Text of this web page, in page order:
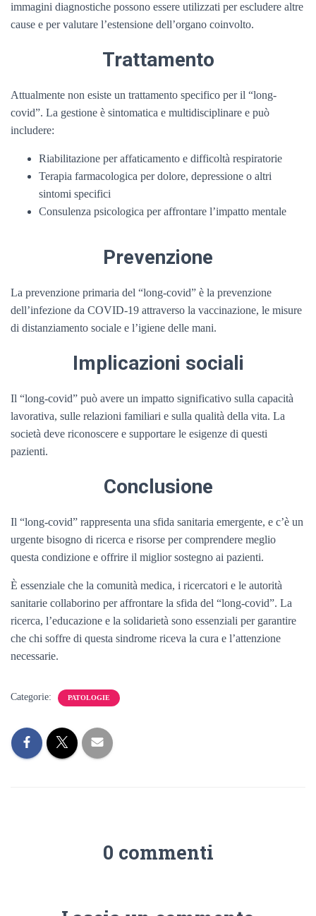
immagini diagnostiche possono essere utilizzati per escludere altre
cause e per valutare l’estensione dell’organo coinvolto.
Trattamento
Attualmente non esiste un trattamento specifico per il “long-
covid”. La gestione è sintomatica e multidisciplinare e può
includere:
Riabilitazione per affaticamento e difficoltà respiratorie
Terapia farmacologica per dolore, depressione o altri
sintomi specifici
Consulenza psicologica per affrontare l’impatto mentale
Prevenzione
La prevenzione primaria del “long-covid” è la prevenzione
dell’infezione da COVID-19 attraverso la vaccinazione, le misure
di distanziamento sociale e l’igiene delle mani.
Implicazioni sociali
Il “long-covid” può avere un impatto significativo sulla capacità
lavorativa, sulle relazioni familiari e sulla qualità della vita. La
società deve riconoscere e supportare le esigenze di questi
pazienti.
Conclusione
Il “long-covid” rappresenta una sfida sanitaria emergente, e c’è un
urgente bisogno di ricerca e risorse per comprendere meglio
questa condizione e offrire il miglior sostegno ai pazienti.
È essenziale che la comunità medica, i ricercatori e le autorità
sanitarie collaborino per affrontare la sfida del “long-covid”. La
ricerca, l’educazione e la solidarietà sono essenziali per garantire
che chi soffre di questa sindrome riceva la cura e l’attenzione
necessarie.
Categorie: PATOLOGIE
0 commenti